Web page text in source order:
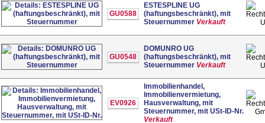
GU0588
ESTESPLINE UG
(haftungsbeschränkt), mit
Steuernummer Verkauft
GU0548
DOMUNRO UG
(haftungsbeschränkt), mit
Steuernummer Verkauft
EV0926
Immobilienhandel,
Immobilienvermietung,
Hausverwaltung, mit
Steuernummer, mit USt-ID-Nr.
Verkauft